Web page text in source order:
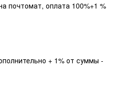
почтомат, оплата 100%+1 %
+ 1% от суммы -